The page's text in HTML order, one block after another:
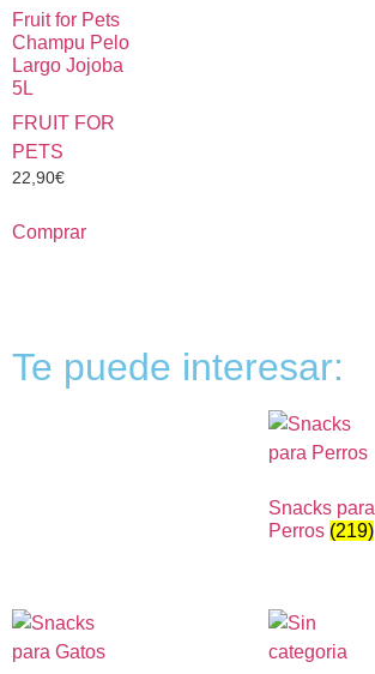
Fruit for Pets
Champu Pelo
Largo Jojoba
5L
FRUIT FOR
PETS
22,90€
Comprar
Te puede interesar:
Snacks para
Perros (219)